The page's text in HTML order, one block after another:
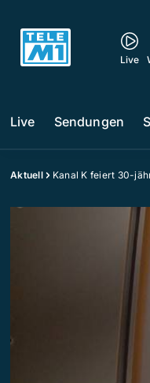
Live
Live Sendungen
Aktuell Kanal K feiert 30-